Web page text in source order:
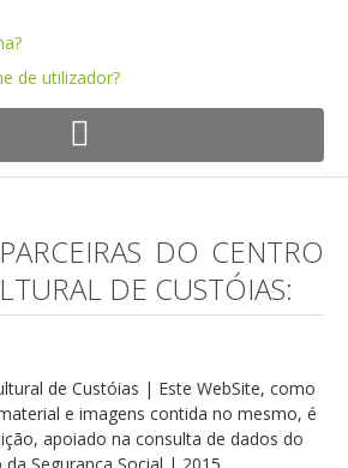
de utilizador?
DO CENTRO
DE CUSTÓIAS:
de Custóias | Este WebSite, como
e imagens contida no mesmo, é
apoiado na consulta de dados do
Segurança Social | 2015